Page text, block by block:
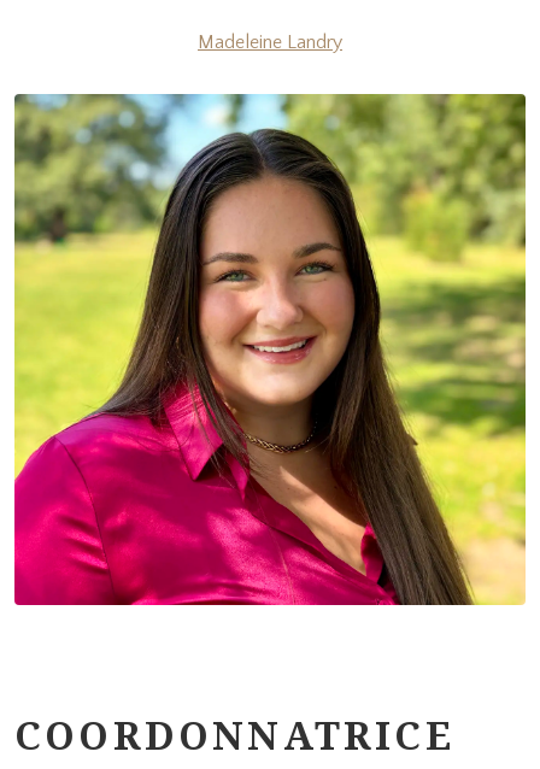
Madeleine Landry
COORDONNATRICE